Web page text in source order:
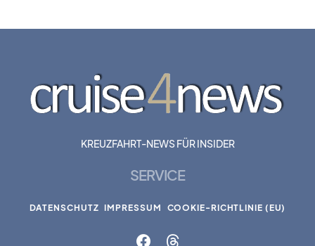
KREUZFAHRT-NEWS FÜR INSIDER
SERVICE
DATENSCHUTZ IMPRESSUM COOKIE-RICHTLINIE (EU)